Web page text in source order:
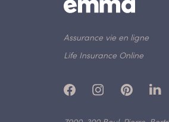
Assurance vie en ligne
Life Insurance Online